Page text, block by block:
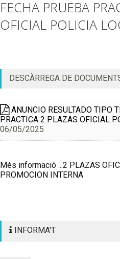
FECHA PRUEBA
OFICIAL POLICIA
DESCÀRREGA DE
ANUNCIO RESULTADO TIPO
PRACTICA 2 PLAZAS OFICIAL
06/05/2025
Més informació ...2 PLAZAS
PROMOCION INTERNA
INFORMA'T